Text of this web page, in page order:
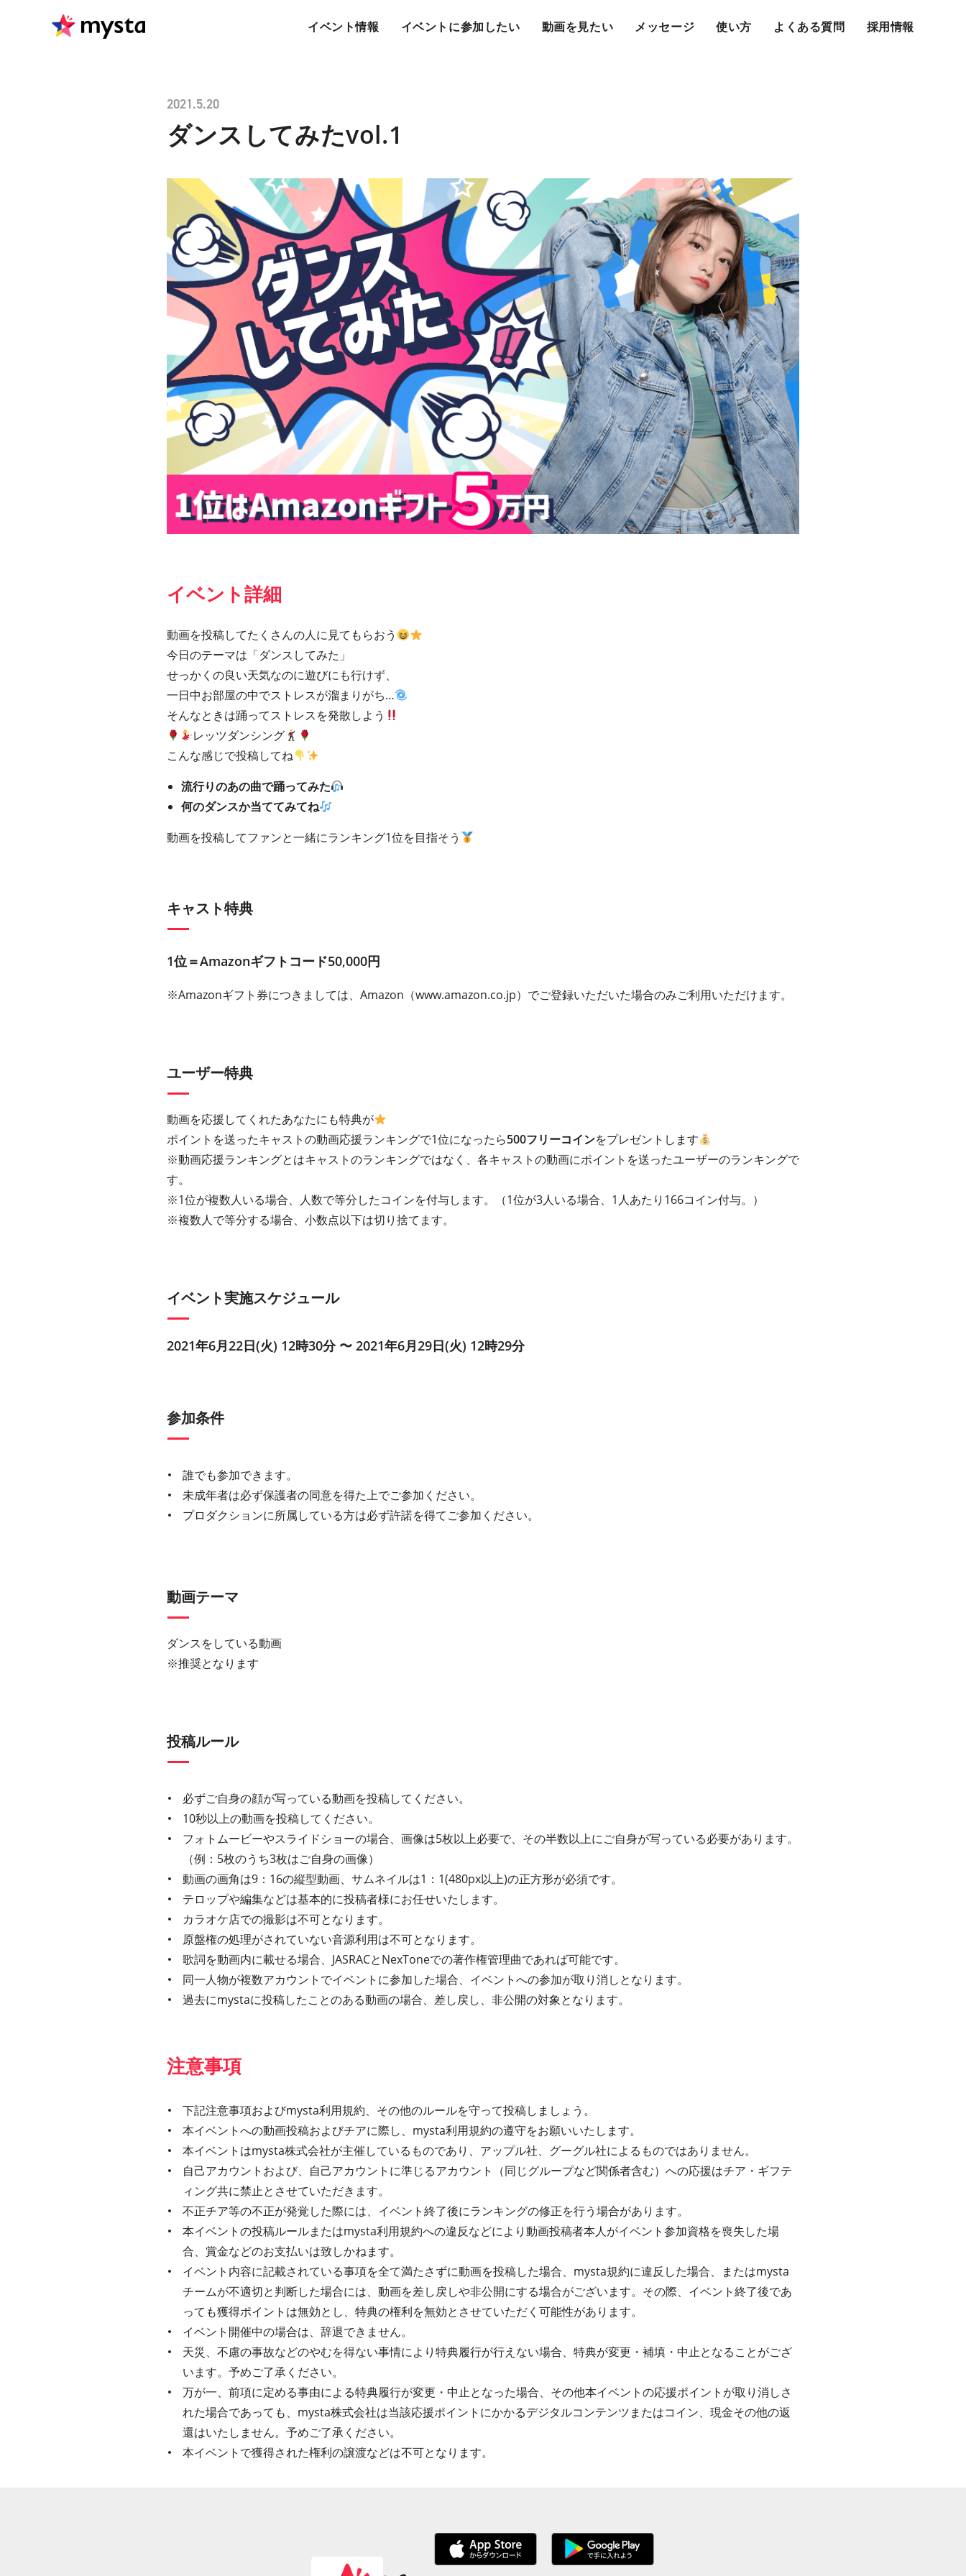
イベント情報 イベントに参加したい 動画を見たい メッセージ 使い方 よくある質問 採用情報
2021.5.20
ダンスしてみたvol.1
イベント詳細
動画を投稿してたくさんの人に見てもらおう
今日のテーマは「ダンスしてみた」
せっかくの良い天気なのに遊びにも行けず、
一日中お部屋の中でストレスが溜まりがち…
そんなときは踊ってストレスを発散しよう
レッツダンシング
こんな感じで投稿してね
流行りのあの曲で踊ってみた
何のダンスか当ててみてね
動画を投稿してファンと一緒にランキング1位を目指そう
キャスト特典
1位＝Amazonギフトコード50,000円
※Amazonギフト券につきましては、Amazon（www.amazon.co.jp）でご登録いただいた場合のみご利用いただけます。
ユーザー特典
動画を応援してくれたあなたにも特典が
ポイントを送ったキャストの動画応援ランキングで1位になったら500フリーコインをプレゼントします
※動画応援ランキングとはキャストのランキングではなく、各キャストの動画にポイントを送ったユーザーのランキングで
す。
※1位が複数人いる場合、人数で等分したコインを付与します。（1位が3人いる場合、1人あたり166コイン付与。）
※複数人で等分する場合、小数点以下は切り捨てます。
イベント実施スケジュール
2021年6月22日(火) 12時30分 〜 2021年6月29日(火) 12時29分
参加条件
誰でも参加できます。
未成年者は必ず保護者の同意を得た上でご参加ください。
プロダクションに所属している方は必ず許諾を得てご参加ください。
動画テーマ
ダンスをしている動画
※推奨となります
投稿ルール
必ずご自身の顔が写っている動画を投稿してください。
10秒以上の動画を投稿してください。
フォトムービーやスライドショーの場合、画像は5枚以上必要で、その半数以上にご自身が写っている必要があります。
（例：5枚のうち3枚はご自身の画像）
動画の画角は9：16の縦型動画、サムネイルは1：1(480px以上)の正方形が必須です。
テロップや編集などは基本的に投稿者様にお任せいたします。
カラオケ店での撮影は不可となります。
原盤権の処理がされていない音源利用は不可となります。
歌詞を動画内に載せる場合、JASRACとNexToneでの著作権管理曲であれば可能です。
同一人物が複数アカウントでイベントに参加した場合、イベントへの参加が取り消しとなります。
過去にmystaに投稿したことのある動画の場合、差し戻し、非公開の対象となります。
注意事項
下記注意事項およびmysta利用規約、その他のルールを守って投稿しましょう。
本イベントへの動画投稿およびチアに際し、mysta利用規約の遵守をお願いいたします。
本イベントはmysta株式会社が主催しているものであり、アップル社、グーグル社によるものではありません。
自己アカウントおよび、自己アカウントに準じるアカウント（同じグループなど関係者含む）への応援はチア・ギフテ
ィング共に禁止とさせていただきます。
不正チア等の不正が発覚した際には、イベント終了後にランキングの修正を行う場合があります。
本イベントの投稿ルールまたはmysta利用規約への違反などにより動画投稿者本人がイベント参加資格を喪失した場
合、賞金などのお支払いは致しかねます。
イベント内容に記載されている事項を全て満たさずに動画を投稿した場合、mysta規約に違反した場合、またはmysta
チームが不適切と判断した場合には、動画を差し戻しや非公開にする場合がございます。その際、イベント終了後であ
っても獲得ポイントは無効とし、特典の権利を無効とさせていただく可能性があります。
イベント開催中の場合は、辞退できません。
天災、不慮の事故などのやむを得ない事情により特典履行が行えない場合、特典が変更・補填・中止となることがござ
います。予めご了承ください。
万が一、前項に定める事由による特典履行が変更・中止となった場合、その他本イベントの応援ポイントが取り消しさ
れた場合であっても、mysta株式会社は当該応援ポイントにかかるデジタルコンテンツまたはコイン、現金その他の返
還はいたしません。予めご了承ください。
本イベントで獲得された権利の譲渡などは不可となります。